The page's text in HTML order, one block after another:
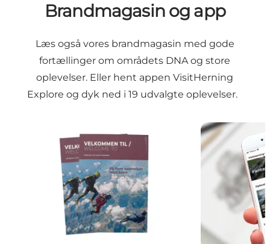
Brandmagasin og app
Læs også vores brandmagasin med gode
fortællinger om områdets DNA og store
oplevelser. Eller hent appen VisitHerning
Explore og dyk ned i 19 udvalgte oplevelser.
VisitHerning